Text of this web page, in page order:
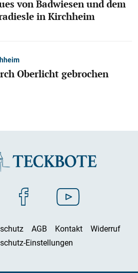
von Badwiesen und dem
in Kirchheim
Oberlicht gebrochen
AGB Kontakt
Widerruf
Einstellungen